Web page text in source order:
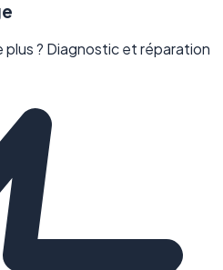
? Diagnostic et réparation